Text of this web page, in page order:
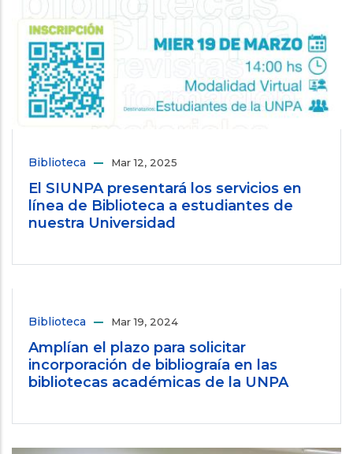
Biblioteca Mar 12, 2025
El SIUNPA presentará los servicios en
línea de Biblioteca a estudiantes de
nuestra Universidad
Biblioteca Mar 19, 2024
Amplían el plazo para solicitar
incorporación de bibliograía en las
bibliotecas académicas de la UNPA